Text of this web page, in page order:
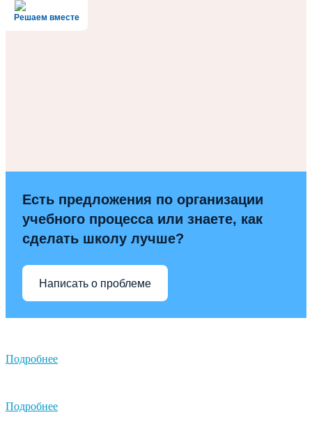
Решаем вместе
Есть предложения по организации
учебного процесса или знаете, как
сделать школу лучше?
Написать о проблеме
Подробнее
Подробнее